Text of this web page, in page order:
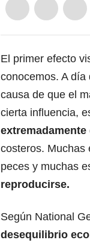
El primer efecto
conocemos. A día
causa de que el
cierta influencia,
extremadamente
costeros. Muchas
peces y muchas
reproducirse.
Según National
desequilibrio